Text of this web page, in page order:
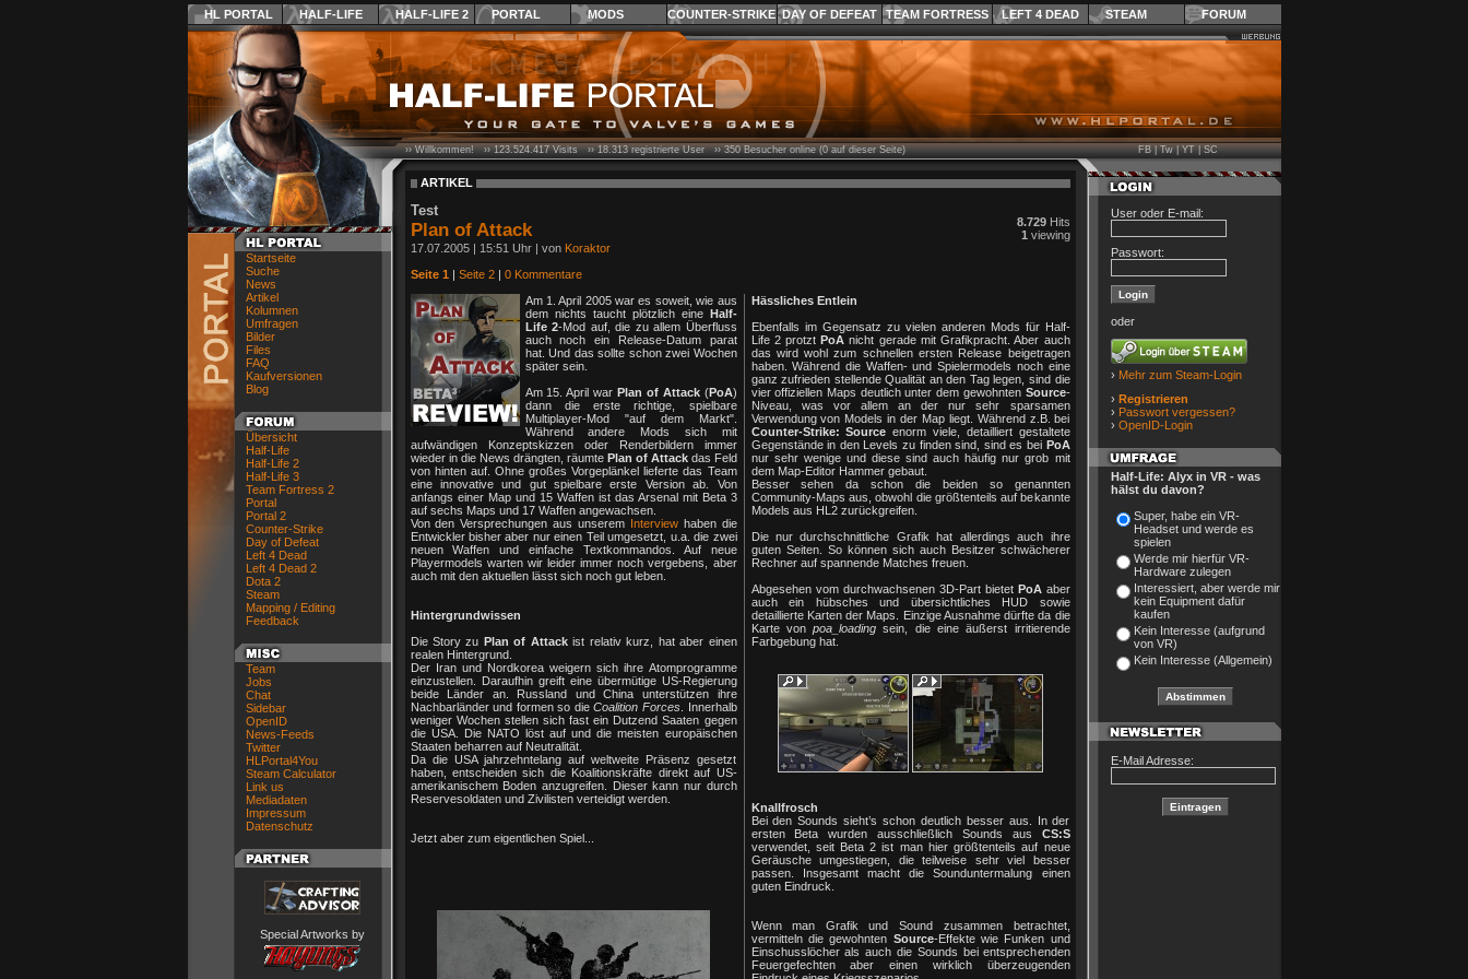
HL PORTAL HALF-LIFE HALF-LIFE 2 PORTAL MODS COUNTER-STRIKE DAY OF DEFEAT TEAM FORTRESS LEFT 4 DEAD STEAM FORUM
Startseite
Suche
News
Artikel
Kolumnen
Umfragen
Bilder
Files
FAQ
Kaufversionen
Blog
Übersicht
Half-Life
Half-Life 2
Half-Life 3
Team Fortress 2
Portal
Portal 2
Counter-Strike
Day of Defeat
Left 4 Dead
Left 4 Dead 2
Dota 2
Steam
Mapping / Editing
Feedback
Team
Jobs
Chat
Sidebar
OpenID
News-Feeds
Twitter
HLPortal4You
Steam Calculator
Link us
Mediadaten
Impressum
Datenschutz
Special Artworks by
›› Willkommen! ››123.524.417Visits ››18.313registrierte User ››350Besucher online (0 auf dieser Seite)
ARTIKEL
Test
Plan of Attack
17.07.2005 | 15:51 Uhr | von Koraktor
8.729Hits
1 viewing
Seite 1 | Seite 2| 0 Kommentare
Am 1. April 2005 war es soweit, wie aus
dem nichts taucht plötzlich eine Half-
Life 2-Mod auf, die zu allem Überfluss
auch noch ein Release-Datum parat
hat. Und das sollte schon zwei Wochen
später sein.
Am 15. April war Plan of Attack(PoA)
dann die erste richtige, spielbare
Multiplayer-Mod "auf dem Markt".
Während andere Mods sich mit
aufwändigen Konzeptskizzen oder Renderbildern immer
wieder in die News drängten, räumte Plan of Attackdas Feld
von hinten auf. Ohne großes Vorgeplänkel lieferte das Team
eine innovative und gut spielbare erste Version ab. Von
anfangs einer Map und 15 Waffen ist das Arsenal mit Beta 3
auf sechs Maps und 17 Waffen angewachsen.
Von den Versprechungen aus unserem Interviewhaben die
Entwickler bisher aber nur einen Teil umgesetzt, u.a. die zwei
neuen Waffen und einfache Textkommandos. Auf neue
Playermodels warten wir leider immer noch vergebens, aber
auch mit den aktuellen lässt sich noch gut leben.
Hintergrundwissen
Die Story zu Plan of Attackist relativ kurz, hat aber einen
realen Hintergrund.
Der Iran und Nordkorea weigern sich ihre Atomprogramme
einzustellen. Daraufhin greift eine übermütige US-Regierung
beide Länder an. Russland und China unterstützen ihre
Nachbarländer und formen so dieCoalition Forces. Innerhalb
weniger Wochen stellen sich fast ein Dutzend Saaten gegen
die USA. Die NATO löst auf und die meisten europäischen
Staaten beharren auf Neutralität.
Da die USA jahrzehntelang auf weltweite Präsenz gesetzt
haben, entscheiden sich die Koalitionskräfte direkt auf US-
amerikanischem Boden anzugreifen. Dieser kann nur durch
Reservesoldaten und Zivilisten verteidigt werden.
Jetzt aber zum eigentlichen Spiel...
Hässliches Entlein
Ebenfalls im Gegensatz zu vielen anderen Mods für Half-
Life 2 protztPoA nicht gerade mit Grafikpracht. Aber auch
das wird wohl zum schnellen ersten Release beigetragen
haben. Während die Waffen- und Spielermodels noch eine
ganz zufrieden stellende Qualität an den Tag legen, sind die
vier offiziellen Maps deutlich unter dem gewohnten Source-
Niveau, was vor allem an der nur sehr sparsamen
Verwendung von Models in der Map liegt. Während z.B. bei
Counter-Strike: Source enorm viele, detailliert gestaltete
Gegenstände in den Levels zu finden sind, sind es bei PoA
nur sehr wenige und diese sind auch häufig nur grob mit
dem Map-Editor Hammer gebaut.
Besser sehen da schon die beiden so genannten
Community-Maps aus, obwohl die größtenteils auf bekannte
Models aus HL2 zurückgreifen.
Die nur durchschnittliche Grafik hat allerdings auch ihre
guten Seiten. So können sich auch Besitzer schwächerer
Rechner auf spannende Matches freuen.
Abgesehen vom durchwachsenen 3D-Part bietet PoAaber
auch ein hübsches und übersichtliches HUD sowie
detaillierte Karten der Maps. Einzige Ausnahme dürfte da die
Karte vonpoa_loading sein, die eine äußerst irritierende
Farbgebung hat.
Knallfrosch
Bei den Sounds sieht’s schon deutlich besser aus. In der
ersten Beta wurden ausschließlich Sounds aus CS:S
verwendet, seit Beta 2 ist man hier größtenteils auf neue
Geräusche umgestiegen, die teilweise sehr viel besser
passen. Insgesamt macht die Sounduntermalung einen
guten Eindruck.
Wenn man Grafik und Sound zusammen betrachtet,
vermitteln die gewohnten Source-Effekte wie Funken und
Einschusslöcher als auch die Sounds bei entsprechenden
Feuergefechten aber einen wirklich überzeugenden
FB|Tw|YT|SC
User oder E-mail:
Passwort:
oder
› Mehr zum Steam-Login
› Registrieren
› Passwort vergessen?
› OpenID-Login
Half-Life: Alyx in VR - was
hälst du davon?
Super, habe ein VR-
Headset und werde es
spielen
Werde mir hierfür VR-
Hardware zulegen
Interessiert, aber werde mir
kein Equipment dafür
kaufen
Kein Interesse (aufgrund
von VR)
Kein Interesse (Allgemein)
E-Mail Adresse: